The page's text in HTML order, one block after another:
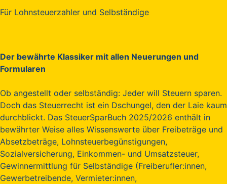
Für Lohnsteuerzahler und Selbständige
Der bewährte Klassiker mit allen Neuerungen und
Formularen
Ob angestellt oder selbständig: Jeder will Steuern sparen.
Doch das Steuerrecht ist ein Dschungel, den der Laie kaum
durchblickt. Das SteuerSparBuch 2025/2026 enthält in
bewährter Weise alles Wissenswerte über Freibeträge und
Absetzbeträge, Lohnsteuerbegünstigungen,
Sozialversicherung, Einkommen- und Umsatzsteuer,
Gewinnermittlung für Selbständige (Freiberufler:innen,
Gewerbetreibende, Vermieter:innen,